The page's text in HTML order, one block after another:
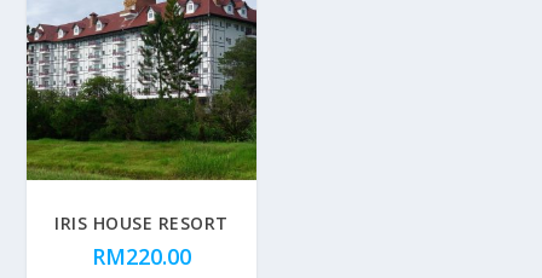
IRIS HOUSE RESORT
RM220.00